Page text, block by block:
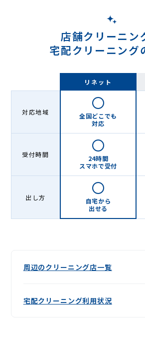
Lenet〈リ
店舗クリーニン
宅配クリーニング
リネット
対応地域
全国どこでも
対応
受付時間
24時間
スマホで受付
出し方
自宅から
出せる
周辺のクリーニング店一覧
宅配クリーニング利用状況